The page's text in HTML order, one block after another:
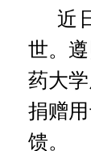
近
世。
药大
捐赠
馈。